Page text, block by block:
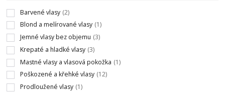
Barvené vlasy (2)
Blond a melírované vlasy (1)
Jemné vlasy bez objemu (3)
Krepaté a hladké vlasy (3)
Mastné vlasy a vlasová pokožka (1)
Poškozené a křehké vlasy (12)
Prodloužené vlasy (1)